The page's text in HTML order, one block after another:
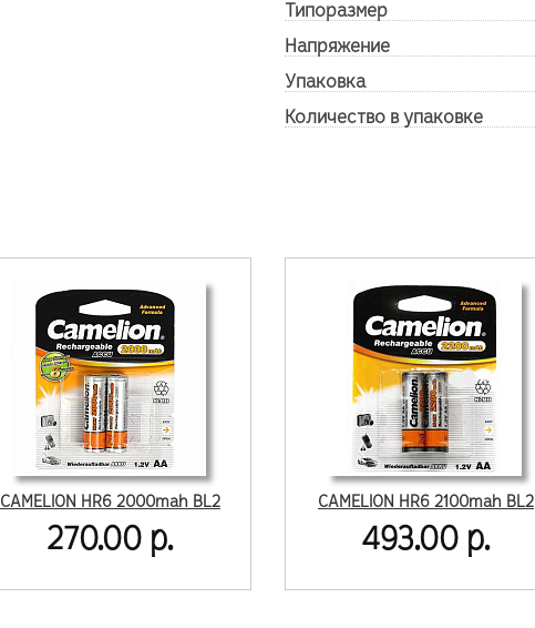
Типоразмер
Напряжение
Упаковка
Количество в упаковке
CAMELION HR6 2000mah BL2
270.00 р.
CAMELION HR6 2100mah BL2
493.00 р.